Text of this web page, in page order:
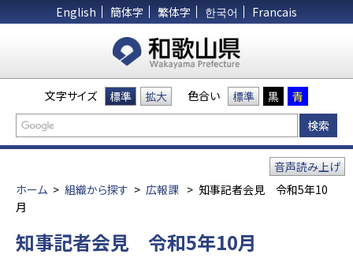
English 簡体字 繁体字 한국어 Francais
文字サイズ 標準 拡大 色合い 標準 黒 青
ホーム > 組織から探す > 広報課 > 知事記者会見 令和5年10
月
音声読み上げ
知事記者会見 令和5年10月